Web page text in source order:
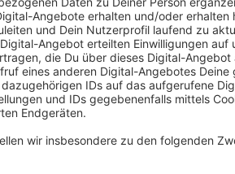
Anzeige